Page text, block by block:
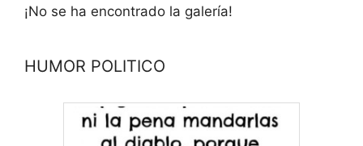
¡No se ha encontrado la galería!
HUMOR POLITICO